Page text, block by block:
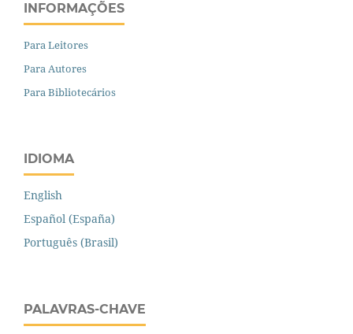
INFORMAÇÕES
Para Leitores
Para Autores
Para Bibliotecários
IDIOMA
English
Español (España)
Português (Brasil)
PALAVRAS-CHAVE